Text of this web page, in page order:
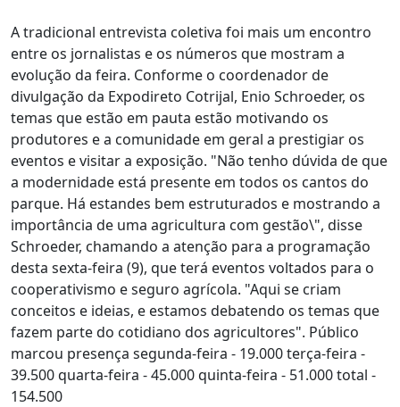
A tradicional entrevista coletiva foi mais um encontro
entre os jornalistas e os números que mostram a
evolução da feira. Conforme o coordenador de
divulgação da Expodireto Cotrijal, Enio Schroeder, os
temas que estão em pauta estão motivando os
produtores e a comunidade em geral a prestigiar os
eventos e visitar a exposição. "Não tenho dúvida de que
a modernidade está presente em todos os cantos do
parque. Há estandes bem estruturados e mostrando a
importância de uma agricultura com gestão\", disse
Schroeder, chamando a atenção para a programação
desta sexta-feira (9), que terá eventos voltados para o
cooperativismo e seguro agrícola. "Aqui se criam
conceitos e ideias, e estamos debatendo os temas que
fazem parte do cotidiano dos agricultores". Público
marcou presença segunda-feira - 19.000 terça-feira -
39.500 quarta-feira - 45.000 quinta-feira - 51.000 total -
154.500